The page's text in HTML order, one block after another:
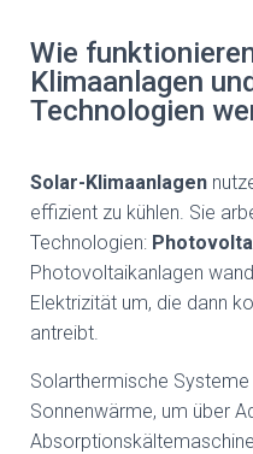
Wie
Klimaanlagen
Technologien
Solar-Klimaanlagen
effizient zu kühlen. Sie
Technologien:
Photovoltaikanlagen
Elektrizität um, die dann
antreibt.
Solarthermische Systeme
Sonnenwärme, um über